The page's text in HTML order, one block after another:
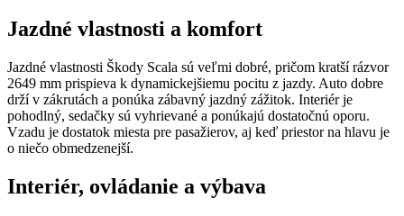
Jazdné vlastnosti a komfort
Jazdné vlastnosti Škody Scala sú veľmi dobré, pričom kratší rázvor
2649 mm prispieva k dynamickejšiemu pocitu z jazdy. Auto dobre
drží v zákrutách a ponúka zábavný jazdný zážitok. Interiér je
pohodlný, sedačky sú vyhrievané a ponúkajú dostatočnú oporu.
Vzadu je dostatok miesta pre pasažierov, aj keď priestor na hlavu je
o niečo obmedzenejší.
Interiér, ovládanie a výbava